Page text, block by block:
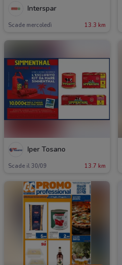
Interspar
Scade mercoledì 13.3 km
Iper Tosano
Scade il 30/09 13.7 km